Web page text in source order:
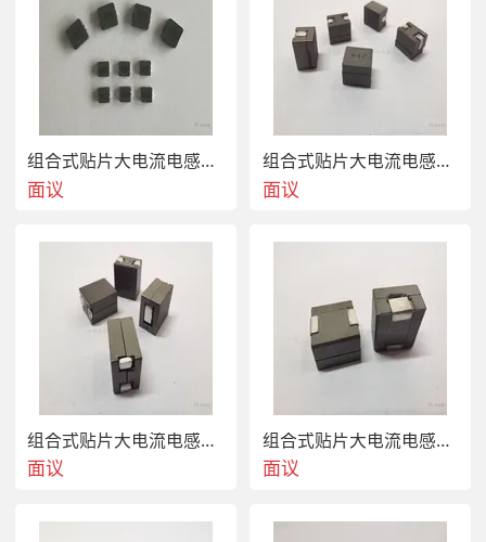
WPZ100705SR20KT
WPZ100705SR30KT
WPZ110707SR15KT
WPZ110707SR23KT
WPZ110707SR30KT
WPZ100807SR12KT
WPZ100807SR17KT
组合式贴片大电流电感WPZ070704S72NMT
面议
组合式贴片大电流电感WPZ070704SR10MT
面议
组合式贴片大电流电感WPZ070704SR12MT
面议
组合式贴片大电流电感WPZ070704SR15MT
面议